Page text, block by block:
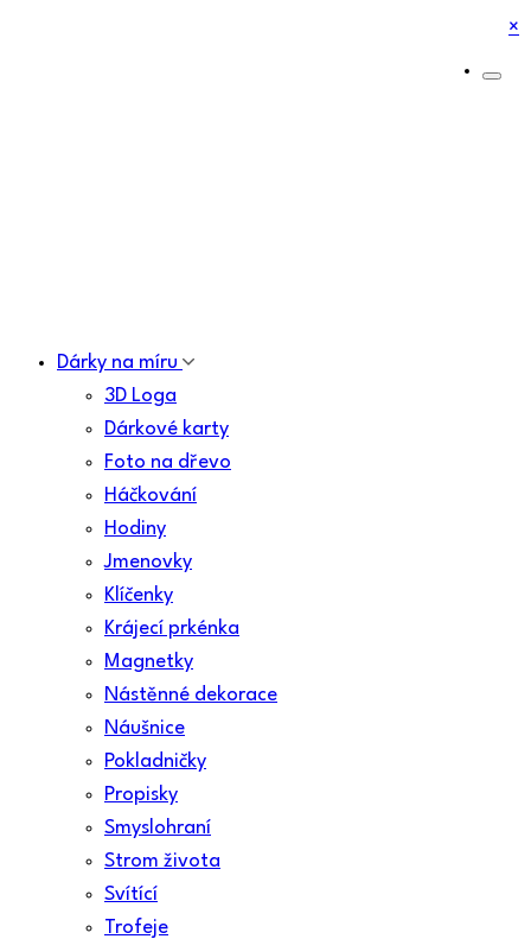
×
Dárky na míru
3D Loga
Dárkové karty
Foto na dřevo
Háčkování
Hodiny
Jmenovky
Klíčenky
Krájecí prkénka
Magnetky
Nástěnné dekorace
Náušnice
Pokladničky
Propisky
Smyslohraní
Strom života
Svítící
Trofeje